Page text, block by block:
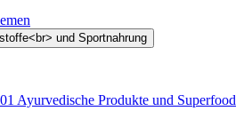
Ayurvedische Produkte und Superfood